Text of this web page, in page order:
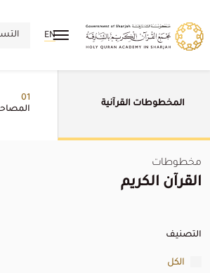
EN
المخطوطات القرآنية
01
مخطوطات
القرآن الكريم
التصنيف
الكل